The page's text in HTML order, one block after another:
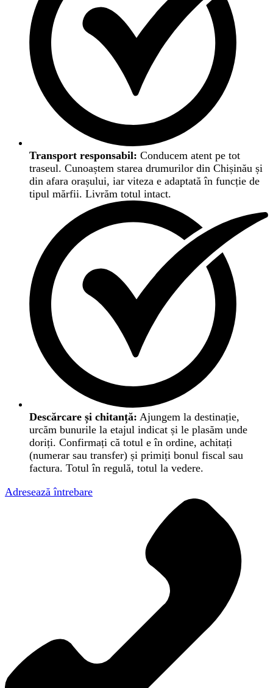
Transport responsabil: Conducem atent pe tot
traseul. Cunoaștem starea drumurilor din Chișinău și
din afara orașului, iar viteza e adaptată în funcție de
tipul mărfii. Livrăm totul intact.
Descărcare și chitanță: Ajungem la destinație,
urcăm bunurile la etajul indicat și le plasăm unde
doriți. Confirmați că totul e în ordine, achitați
(numerar sau transfer) și primiți bonul fiscal sau
factura. Totul în regulă, totul la vedere.
Adresează întrebare